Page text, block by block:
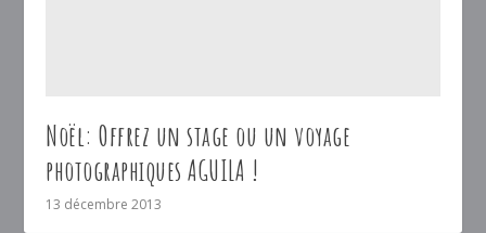
Noël: Offrez un stage ou un voyage
photographiques AGUILA !
13 décembre 2013